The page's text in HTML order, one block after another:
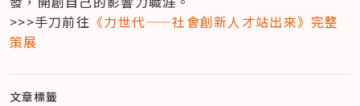
>>>手刀前往 《力世代——社會創新人才站出來》完整
策展
文章標籤